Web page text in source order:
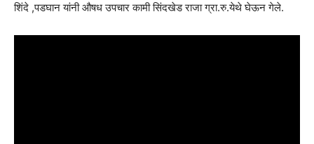
शिंदे ,पडघान यांनी औषध उपचार कामी सिंदखेड राजा ग्रा.रु.येथे घेऊन गेले.